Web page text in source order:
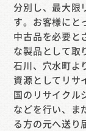
分別し、最大限
す。お客様にと
中古品を必要と
な製品として取
石川、穴水町よ
資源としてリサ
国のリサイクル
などを行い、ま
る方の元へ送り